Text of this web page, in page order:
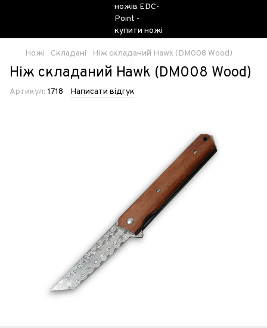
Ножі Складані Ніж складаний Hawk (DM008 Wood)
Ніж складаний Hawk (DM008 Wood)
Артикул: 1718 Написати відгук